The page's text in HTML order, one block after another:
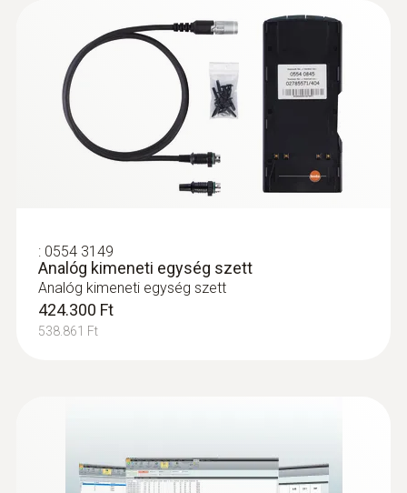
0554 0440
Csatlakozó tömlő, szilikon - hossz 5 m,
terhelhető max. 700hPa (mbar)
Szilikon csatlakozó tömlő, terhelhető max.
700 hPa-ig (mbar)
19.700 Ft
: 0554 3149
Analóg kimeneti egység szett
Analóg kimeneti egység szett
424.300 Ft
538.861 Ft